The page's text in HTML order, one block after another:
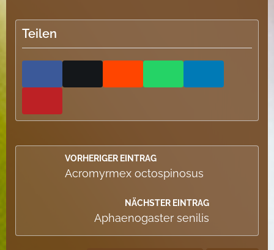
Teilen
VORHERIGER EINTRAG
Acromyrmex octospinosus
NÄCHSTER EINTRAG
Aphaenogaster senilis